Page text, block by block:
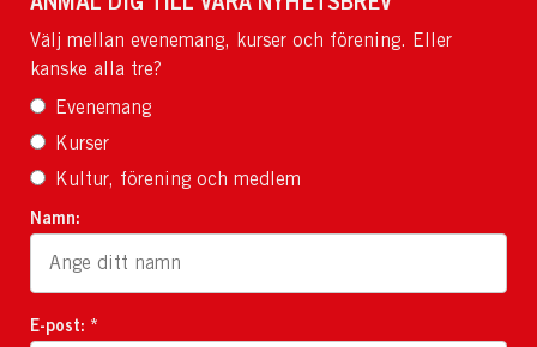
Välj mellan evenemang, kurser och förening. Eller
kanske alla tre?
Evenemang
Kurser
Kultur, förening och medlem
Namn:
E-post: *